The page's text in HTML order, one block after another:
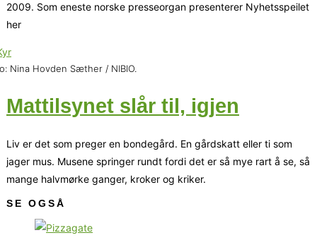
2009. Som eneste norske presseorgan presenterer Nyhetsspeilet
her
Nina Hovden Sæther / NIBIO.
Mattilsynet slår til, igjen
Liv er det som preger en bondegård. En gårdskatt eller ti som
jager mus. Musene springer rundt fordi det er så mye rart å se, så
mange halvmørke ganger, kroker og kriker.
SE OGSÅ